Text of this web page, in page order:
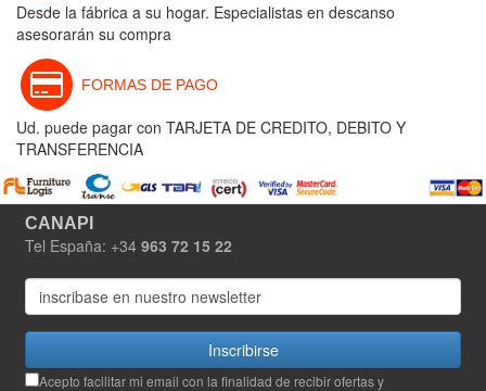
Desde la fábrica a su hogar. Especialistas en descanso
asesorarán su compra
FORMAS DE PAGO
Ud. puede pagar con TARJETA DE CREDITO, DEBITO Y
TRANSFERENCIA
CANAPI
Tel España: +34 963 72 15 22
Inscribirse
Acepto facilitar mi email con la finalidad de recibir ofertas y